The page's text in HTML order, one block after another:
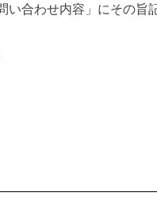
い合わせ内容」にその旨